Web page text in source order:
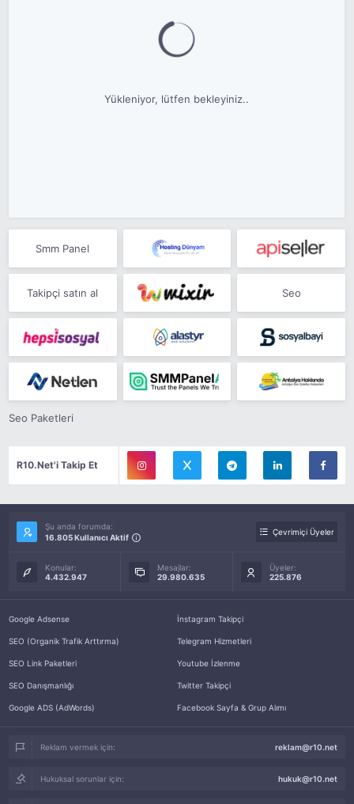
Yükleniyor, lütfen bekleyiniz..
Smm Panel
Takipçi satın al Seo
Seo Paketleri
R10.Net'i Takip Et
Şu anda forumda:
16.805 Kullanıcı Aktif
Çevrimiçi Üyeler
Konular:
4.432.947
Mesajlar:
29.980.635
Üyeler:
225.876
Google Adsense
SEO (Organik Trafik Arttırma)
SEO Link Paketleri
SEO Danışmanlığı
Google ADS (AdWords)
İnstagram Takipçi
Telegram Hizmetleri
Youtube İzlenme
Twitter Takipçi
Facebook Sayfa & Grup Alımı
Reklam vermek için: reklam@r10.net
Hukuksal sorunlar için: hukuk@r10.net